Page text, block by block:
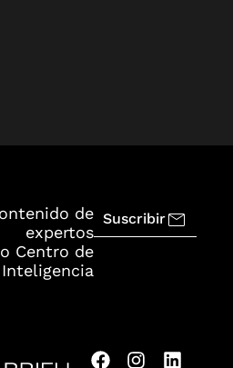
de
expertos
Centro de
Inteligencia
Suscribir